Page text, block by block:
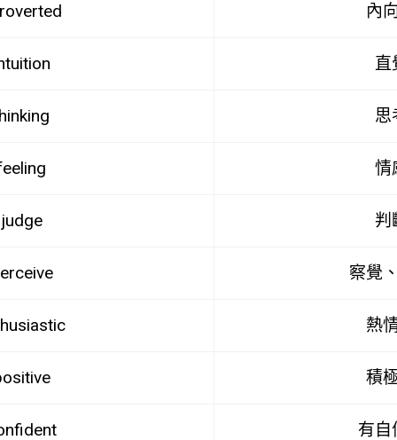
內
直
思
情
judge 判
察覺
熱
積
有自